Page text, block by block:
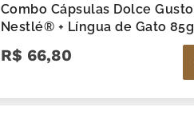
Combo Cápsulas Dolce Gusto
Nestlé® + Língua de Gato 85g
R$ 66,80